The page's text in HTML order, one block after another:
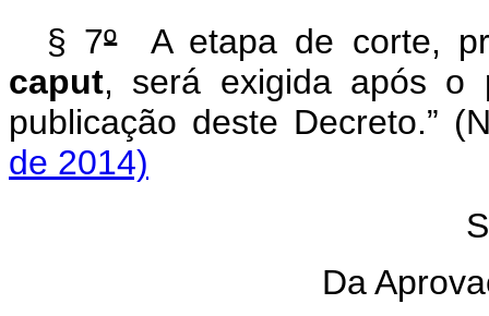
§ 7ºA etapa de corte,
caput, será exigida após o
publicação deste Decreto.”
de 2014)
Da